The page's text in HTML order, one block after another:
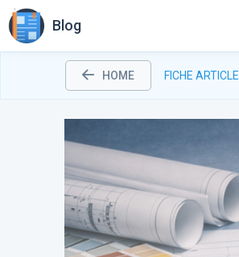
Blog
HOME FICHE ARTICLE